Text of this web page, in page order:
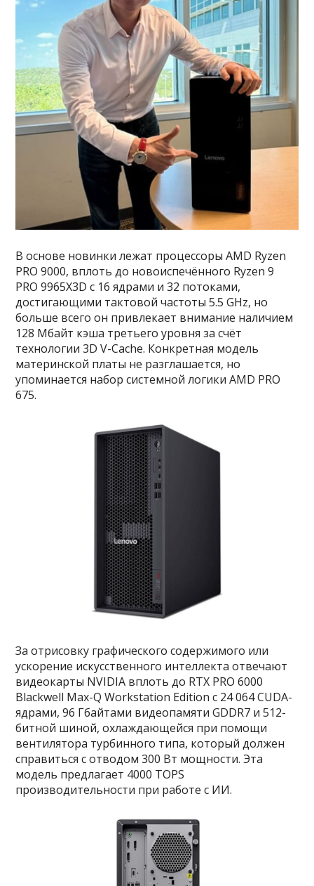
В основе новинки лежат процессоры AMD Ryzen
PRO 9000, вплоть до новоиспечённого Ryzen 9
PRO 9965X3D с 16 ядрами и 32 потоками,
достигающими тактовой частоты 5.5 GHz, но
больше всего он привлекает внимание наличием
128 Мбайт кэша третьего уровня за счёт
технологии 3D V-Cache. Конкретная модель
материнской платы не разглашается, но
упоминается набор системной логики AMD PRO
675.
За отрисовку графического содержимого или
ускорение искусственного интеллекта отвечают
видеокарты NVIDIA вплоть до RTX PRO 6000
Blackwell Max-Q Workstation Edition с 24 064 CUDA-
ядрами, 96 Гбайтами видеопамяти GDDR7 и 512-
битной шиной, охлаждающейся при помощи
вентилятора турбинного типа, который должен
справиться с отводом 300 Вт мощности. Эта
модель предлагает 4000 TOPS
производительности при работе с ИИ.